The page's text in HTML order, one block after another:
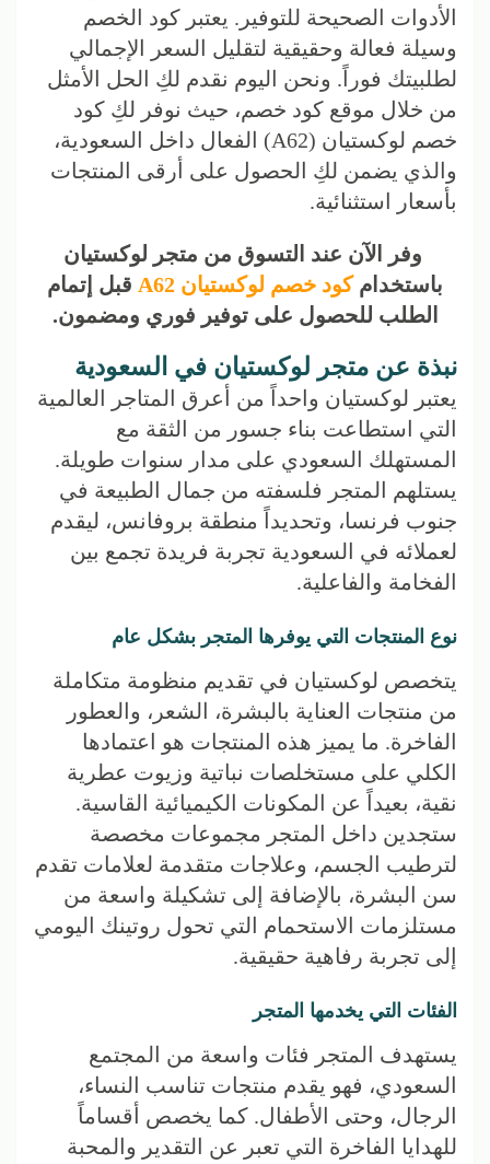
الأدوات الصحيحة للتوفير. يعتبر كود الخصم
وسيلة فعالة وحقيقية لتقليل السعر الإجمالي
لطلبيتك فوراً. ونحن اليوم نقدم لكِ الحل الأمثل
من خلال موقع كود خصم، حيث نوفر لكِ كود
خصم لوكستيان (A62) الفعال داخل السعودية،
والذي يضمن لكِ الحصول على أرقى المنتجات
بأسعار استثنائية.
وفر الآن عند التسوق من متجر لوكستيان
باستخدام كود خصم لوكستيان A62
قبل إتمام
الطلب للحصول على توفير فوري ومضمون.
نبذة عن متجر لوكستيان في السعودية
يعتبر لوكستيان واحداً من أعرق المتاجر العالمية
التي استطاعت بناء جسور من الثقة مع
المستهلك السعودي على مدار سنوات طويلة.
يستلهم المتجر فلسفته من جمال الطبيعة في
جنوب فرنسا، وتحديداً منطقة بروفانس، ليقدم
لعملائه في السعودية تجربة فريدة تجمع بين
الفخامة والفاعلية.
نوع المنتجات التي يوفرها المتجر بشكل عام
يتخصص لوكستيان في تقديم منظومة متكاملة
من منتجات العناية بالبشرة، الشعر، والعطور
الفاخرة. ما يميز هذه المنتجات هو اعتمادها
الكلي على مستخلصات نباتية وزيوت عطرية
نقية، بعيداً عن المكونات الكيميائية القاسية.
ستجدين داخل المتجر مجموعات مخصصة
لترطيب الجسم، وعلاجات متقدمة لعلامات تقدم
سن البشرة، بالإضافة إلى تشكيلة واسعة من
مستلزمات الاستحمام التي تحول روتينك اليومي
إلى تجربة رفاهية حقيقية.
الفئات التي يخدمها المتجر
يستهدف المتجر فئات واسعة من المجتمع
السعودي، فهو يقدم منتجات تناسب النساء،
الرجال، وحتى الأطفال. كما يخصص أقساماً
للهدايا الفاخرة التي تعبر عن التقدير والمحبة